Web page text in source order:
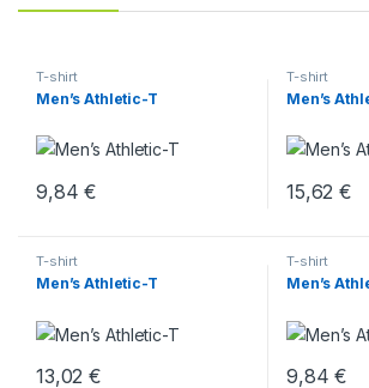
T-shirt
Men’s Athletic-T
9,84€
T-shirt
Men’s
15,62€
T-shirt
Men’s Athletic-T
13,02€
T-shirt
Men’s
9,84€